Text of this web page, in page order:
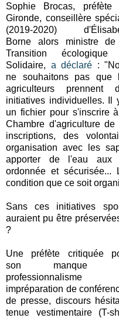
Sophie Brocas, préfète
Gironde, conseillère
(2019-2020)
Borne alors ministre
Transition écologique
Solidaire, a déclaré :
ne souhaitons pas que
agriculteurs prennent
initiatives individuelles. Il
un fichier pour s'inscrire
Chambre d'agriculture
inscriptions, des
organisation avec les
apporter de l'eau aux
ordonnée et
condition que ce soit
Sans ces initiatives
auraient pu être
?
Une préfète critiquée
son manque
impréparation de
de presse, discours
tenue vestimentaire (T-